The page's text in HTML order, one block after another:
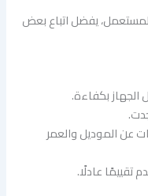
يفضل اتباع بعض
الجهاز بكفاءة.
عن الموديل والعمر
عادلًا.